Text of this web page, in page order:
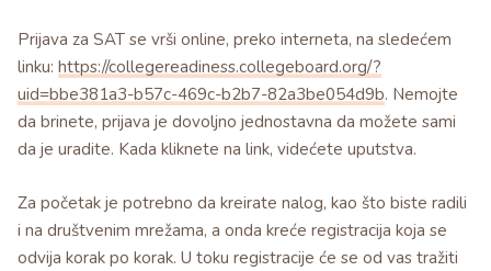
Prijava za SAT se vrši online, preko interneta, na sledećem
linku: https://collegereadiness.collegeboard.org/?
uid=bbe381a3-b57c-469c-b2b7-82a3be054d9b. Nemojte
da brinete, prijava je dovoljno jednostavna da možete sami
da je uradite. Kada kliknete na link, videćete uputstva.
Za početak je potrebno da kreirate nalog, kao što biste radili
i na društvenim mrežama, a onda kreće registracija koja se
odvija korak po korak. U toku registracije će se od vas tražiti